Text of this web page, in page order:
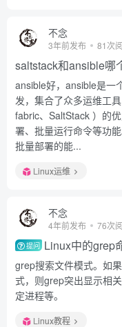
不念
3年前发布 81次
saltstack和ansible哪
ansible好，ansible是一
发，集合了众多运维工
fabric、SaltStack ）的
署、批量运行命令等功
批量部署的能...
Linux运维
不念
4年前发布 76次
提问 Linux中的grep
grep搜索文件模式。如
式，则grep突出显示相
定进程等。
Linux教程